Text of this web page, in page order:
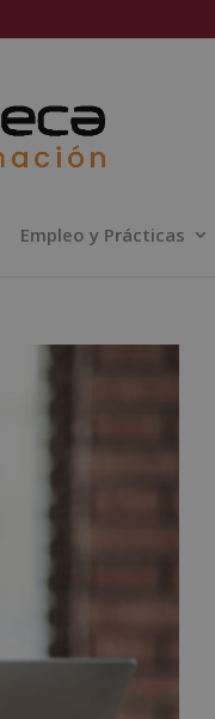
Empleo y Prácticas